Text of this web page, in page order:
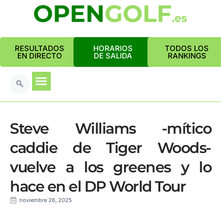
RESULTADOS
EN DIRECTO
HORARIOS
DE SALIDA
TODOS LOS
RANKINGS
Steve Williams -mítico
caddie de Tiger Woods-
vuelve a los greenes y lo
hace en el DP World Tour
noviembre 26, 2025